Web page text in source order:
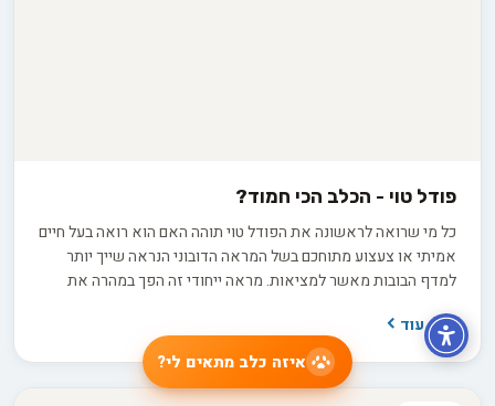
פודל טוי - הכלב הכי חמוד?
כל מי שרואה לראשונה את הפודל טוי תוהה האם הוא רואה בעל חיים
אמיתי או צעצוע מתוחכם בשל המראה הדובוני הנראה שייך יותר
למדף הבובות מאשר למציאות. מראה ייחודי זה הפך במהרה את
בגלל המתיקות אלא גם בגלל האופי הנוח שמתאים למשפחות עם
ילדים ולמגדלים מבוגרים שמחפשים כלב רגוע יחסית. הפודל טוי הינו
כלבלב נבון המסוגל ללמוד מספר פעולות פשוטות, מתאים לאלרגיים
קרא עוד
איזה כלב מתאים לי?